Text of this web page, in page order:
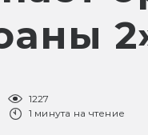
1227
1 минута на чтение